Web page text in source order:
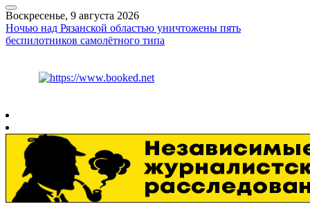
Воскресенье, 9 августа 2026
Ночью над Рязанской областью уничтожены пять
беспилотников самолётного типа